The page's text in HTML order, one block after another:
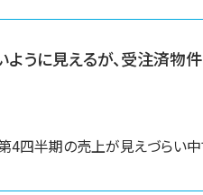
うに見えるが、受注済物
4四半期の売上が見えづらい